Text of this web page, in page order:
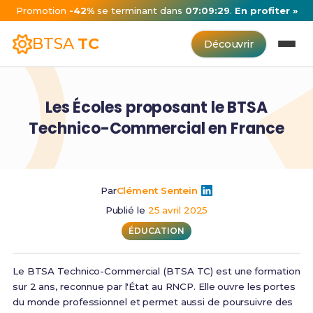
Promotion -42%se terminant dans 07:09:29. En profiter »
BTSA TC Découvrir
Les Écoles proposant le BTSA
Technico-Commercial en France
ParClément Sentein
Publié le 25 avril 2025
ÉDUCATION
Le BTSA Technico-Commercial (BTSA TC) est une formation
sur 2 ans, reconnue par l'État au RNCP. Elle ouvre les portes
du monde professionnel et permet aussi de poursuivre des